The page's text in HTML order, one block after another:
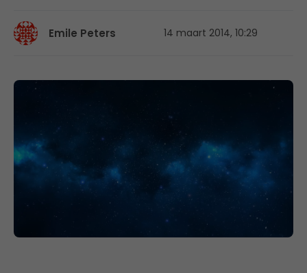
Emile Peters 14 maart 2014, 10:29